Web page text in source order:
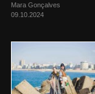
Mara Gonçalves
09.10.2024